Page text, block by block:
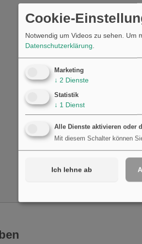
Möchten Sie von
Cookie-
Notwendig um Videos zu sehen.
Um
Datenschutzerklärung
Marketing
↓ 2 Dienste
Statistik
↓ 1 Dienst
Alle Dienste aktivieren oder
Mit diesem Schalter können
Ich lehne ab